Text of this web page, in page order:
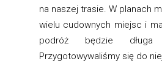
na naszej trasie. W planach
wielu cudownych miejsc i
podróż będzie
Przygotowywaliśmy się do